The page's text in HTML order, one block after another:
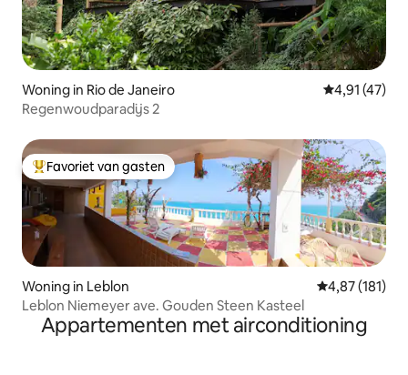
Woning in Rio de Janeiro Gemiddelde
4,91 (47)
Regenwoudparadijs 2
Topfavoriet van gasten
Favoriet van gasten
Woning in Leblon Gemiddelde
4,87 (181)
Leblon Niemeyer ave. Gouden Steen Kasteel
Appartementen met airconditioning